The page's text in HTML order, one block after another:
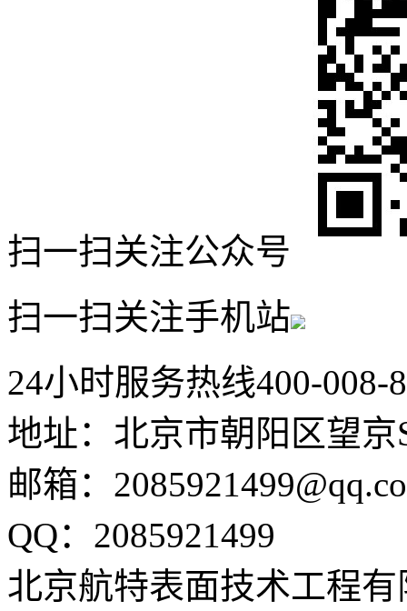
扫一扫关注公众号
扫一扫关注手机站
24小时服务热线400-008-
地址：北京市朝阳区望京
邮箱：
QQ：2085921499
北京航特表面技术工程